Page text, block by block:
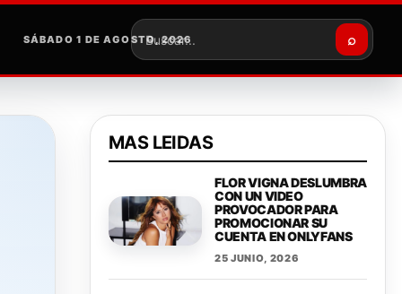
SÁBADO 1 DE AGOSTO, 2026
Buscar
⌕
MAS LEIDAS
FLOR VIGNA DESLUMBRA
CON UN VIDEO
PROVOCADOR PARA
PROMOCIONAR SU
CUENTA EN ONLYFANS
25 JUNIO, 2026